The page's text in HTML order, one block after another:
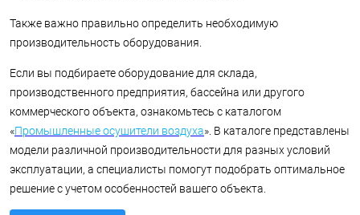
Также важно правильно определить необходимую
производительность оборудования.
Если вы подбираете оборудование для склада,
производственного предприятия, бассейна или другого
коммерческого объекта, ознакомьтесь с каталогом
«Промышленные осушители воздуха». В каталоге представлены
модели различной производительности для разных условий
эксплуатации, а специалисты помогут подобрать оптимальное
решение с учетом особенностей вашего объекта.